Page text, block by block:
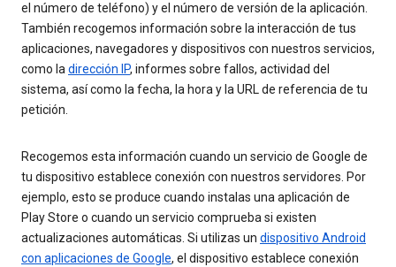
el número de teléfono) y el número de versión de la aplicación.
También recogemos información sobre la interacción de tus
aplicaciones, navegadores y dispositivos con nuestros servicios,
como ladirección IP, informes sobre fallos, actividad del
sistema, así como la fecha, la hora y la URL de referencia de tu
petición.
Recogemos esta información cuando un servicio de Google de
tu dispositivo establece conexión con nuestros servidores. Por
ejemplo, esto se produce cuando instalas una aplicación de
Play Store o cuando un servicio comprueba si existen
actualizaciones automáticas. Si utilizas un dispositivo Android
con aplicaciones de Google, el dispositivo establece conexión